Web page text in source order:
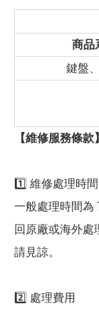
商品
鍵盤
【維修服務條款】
1️⃣ 維修處理時間
一般處理時間為
回原廠或海外處
請見諒。
2️⃣ 處理費用